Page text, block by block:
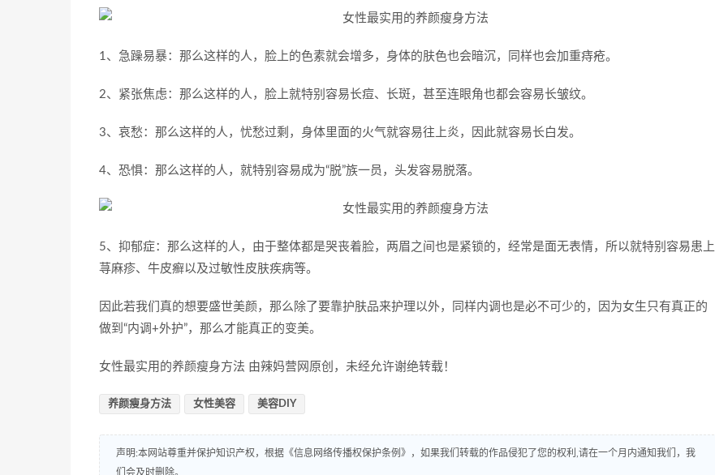
1、急躁易暴：那么这样的人，脸上的色素就会增多，身体的肤色也会暗沉，同样也会加重痔疮。
2、紧张焦虑：那么这样的人，脸上就特别容易长痘、长斑，甚至连眼角也都会容易长皱纹。
3、哀愁：那么这样的人，忧愁过剩，身体里面的火气就容易往上炎，因此就容易长白发。
4、恐惧：那么这样的人，就特别容易成为“脱”族一员，头发容易脱落。
5、抑郁症：那么这样的人，由于整体都是哭丧着脸，两眉之间也是紧锁的，经常是面无表情，所以就特别容易患上
荨麻疹、牛皮癣以及过敏性皮肤疾病等。
因此若我们真的想要盛世美颜，那么除了要靠护肤品来护理以外，同样内调也是必不可少的，因为女生只有真正的
做到“内调+外护”，那么才能真正的变美。
女性最实用的养颜瘦身方法 由辣妈营网原创，未经允许谢绝转载！
养颜瘦身方法 女性美容 美容DIY
声明:本网站尊重并保护知识产权，根据《信息网络传播权保护条例》，如果我们转载的作品侵犯了您的权利,请在一个月内通知我们，我
们会及时删除。